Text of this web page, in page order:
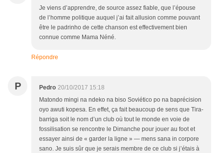
Je viens d’apprendre, de source assez fiable, que l’épouse
de l’homme politique auquel j’ai fait allusion comme pouvant
être le padrinho de cette chanson est effectivement bien
connue comme Mama Néné.
Répondre
P Pedro 20/10/2017 15:18
Matondo mingi na ndeko na biso Soviético po na baprécision
oyo awuti kopesa. En effet, ça fait beaucoup de sens que Tira-
barriga soit le nom d’un club où tout le monde en voie de
fossilisation se rencontre le Dimanche pour jouer au foot et
essayer ainsi de « garder la ligne » — mens sana in corpore
sano. Je suis sûr que je serais membre de ce club si j’étais à